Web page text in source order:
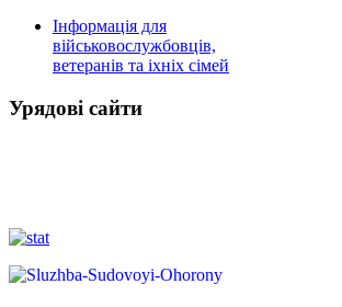
Інформація для
військовослужбовців,
ветеранів та іхніх сімей
Урядові сайти